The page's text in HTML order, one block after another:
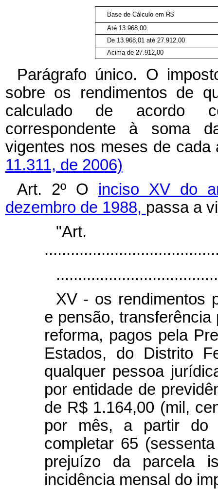
Base de Cálculo em R$
Até 13.968,00
De 13.968,01 até 27.912,00
Acima de 27.912,00
Parágrafo único. O
sobre os rendimentos de
calculado de acordo
correspondente à soma
vigentes nos meses de
11.311, de 2006)
Art. 2º O inciso XV do
dezembro de 1988, passa a
XV - os rendimentos
e pensão,
reforma, pagos pela
Estados, do Distrito
qualquer pessoa
por entidade de
de R$ 1.164,00 (mil,
por mês, a partir do
completar 65
prejuízo da parcela
incidência mensal do